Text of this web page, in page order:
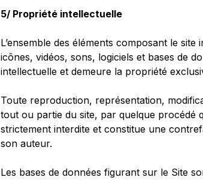
5/ Propriété intellectuelle
L’ensemble des éléments composant le
icônes, vidéos, sons, logiciels et bases de
intellectuelle et demeure la propriété
Toute reproduction, représentation,
tout ou partie du site, par quelque procédé
strictement interdite et constitue une
son auteur.
Les bases de données figurant sur le Site